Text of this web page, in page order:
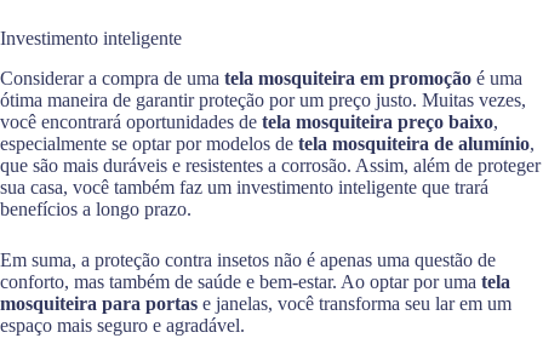
Investimento inteligente
Considerar a compra de uma tela mosquiteira em promoção é uma
ótima maneira de garantir proteção por um preço justo. Muitas vezes,
você encontrará oportunidades de tela mosquiteira preço baixo,
especialmente se optar por modelos de tela mosquiteira de alumínio,
que são mais duráveis e resistentes a corrosão. Assim, além de proteger
sua casa, você também faz um investimento inteligente que trará
benefícios a longo prazo.
Em suma, a proteção contra insetos não é apenas uma questão de
conforto, mas também de saúde e bem-estar. Ao optar por uma tela
mosquiteira para portas e janelas, você transforma seu lar em um
espaço mais seguro e agradável.